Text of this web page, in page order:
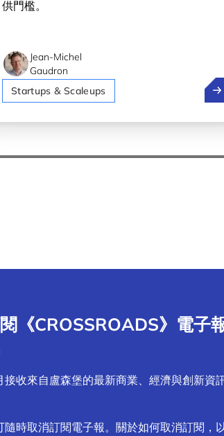
供門檻。
Jean-Michel
Gaudron
Startups & Scaleups
Fit
《CROSSROADS》電子
接收來自盧森堡的最新商業、經濟與創新資
隨時取消訂閱電子報。關於如何取消訂閱，